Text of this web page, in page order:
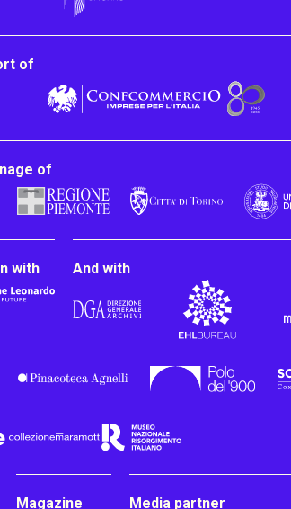
of
of
with And with
Magazine Media partner